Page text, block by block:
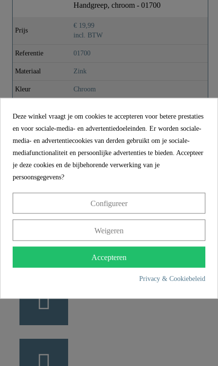
Handgreep, chroom - 01700
Prijs
€ 19,99
incl. BTW
Referentie 01700
Materiaal Zink
Kleur Chroom
CONTACT
Franz Joseph Schütte GmbH
Hullerweg 1
+49 5407 8707 0
info@fjschuette.com
Deze winkel vraagt je om cookies te accepteren voor betere prestaties
en voor sociale-media- en advertentiedoeleinden. Er worden sociale-
media- en advertentiecookies van derden gebruikt om je sociale-
mediafunctionaliteit en persoonlijke advertenties te bieden. Accepteer
je deze cookies en de bijbehorende verwerking van je
persoonsgegevens?
Configureer
Weigeren
Accepteren
Privacy & Cookiebeleid